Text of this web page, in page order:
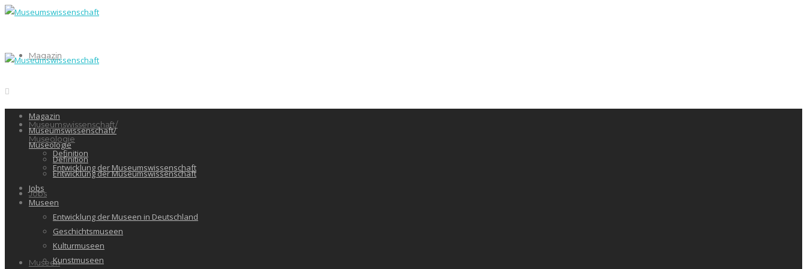
Magazin
Museumswissenschaft/
Museologie
Definition
Entwicklung der Museumswissenschaft
Jobs
Museen
Magazin
Museumswissenschaft/
Museologie
Definition
Entwicklung der Museumswissenschaft
Jobs
Museen
Entwicklung der Museen in Deutschland
Geschichtsmuseen
Kulturmuseen
Kunstmuseen